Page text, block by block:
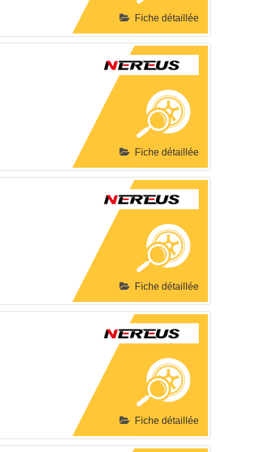
Fiche détaillée
Fiche détaillée
Fiche détaillée
Fiche détaillée